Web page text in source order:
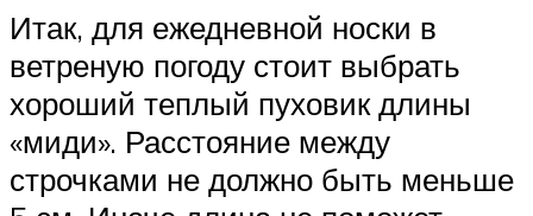
Итак, для ежедневной носки в
ветреную погоду стоит выбрать
хороший теплый пуховик длины
«миди». Расстояние между
строчками не должно быть меньше